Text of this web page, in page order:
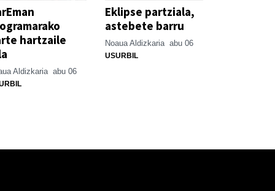
hartzaile
Aldizkaria abu 06
Eklipse partziala,
astebete barru
Noaua Aldizkaria abu 06
USURBIL